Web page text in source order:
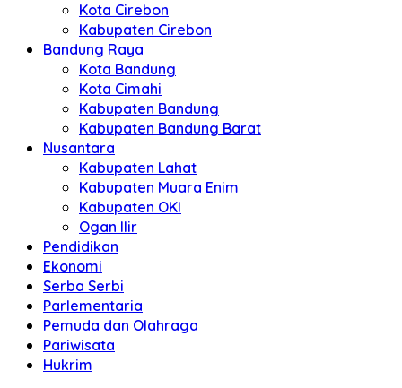
Kota Cirebon
Kabupaten Cirebon
Bandung Raya
Kota Bandung
Kota Cimahi
Kabupaten Bandung
Kabupaten Bandung Barat
Nusantara
Kabupaten Lahat
Kabupaten Muara Enim
Kabupaten OKI
Ogan Ilir
Pendidikan
Ekonomi
Serba Serbi
Parlementaria
Pemuda dan Olahraga
Pariwisata
Hukrim